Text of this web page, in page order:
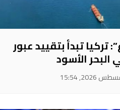
تركيا تبدأ بتقييد عبور
الأسود